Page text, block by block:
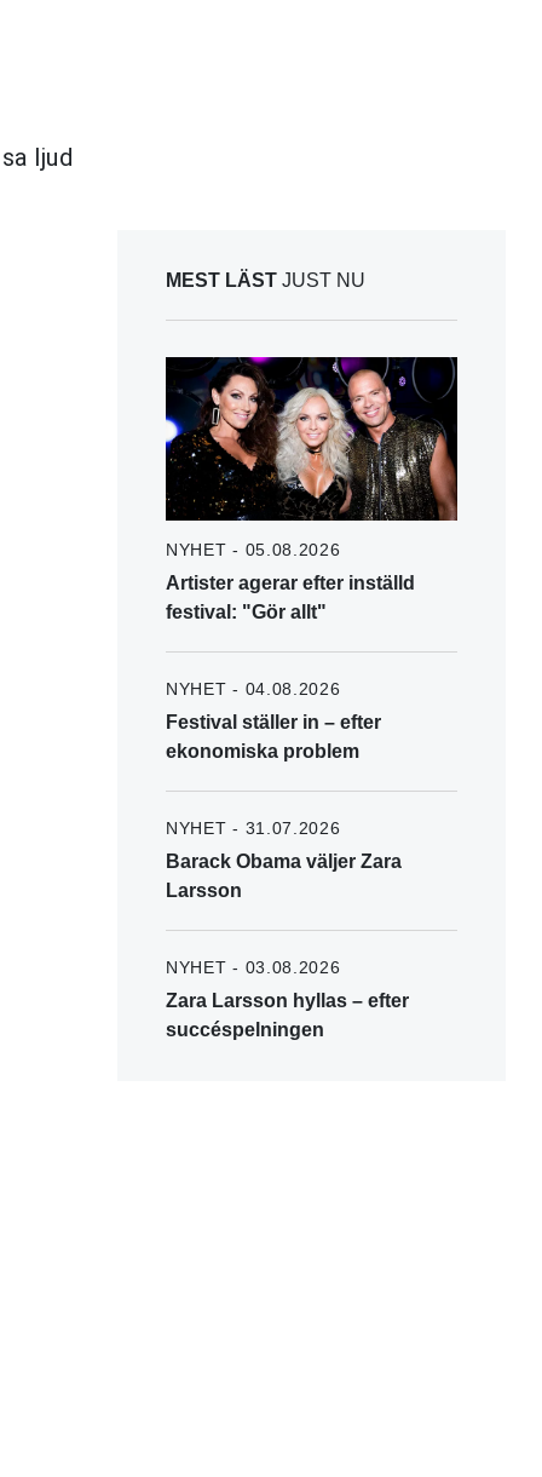
ljud
MEST LÄST JUST NU
NYHET - 05.08.2026
Artister agerar efter inställd
festival: "Gör allt"
NYHET - 04.08.2026
Festival ställer in – efter
ekonomiska problem
NYHET - 31.07.2026
Barack Obama väljer Zara
Larsson
NYHET - 03.08.2026
Zara Larsson hyllas – efter
succéspelningen